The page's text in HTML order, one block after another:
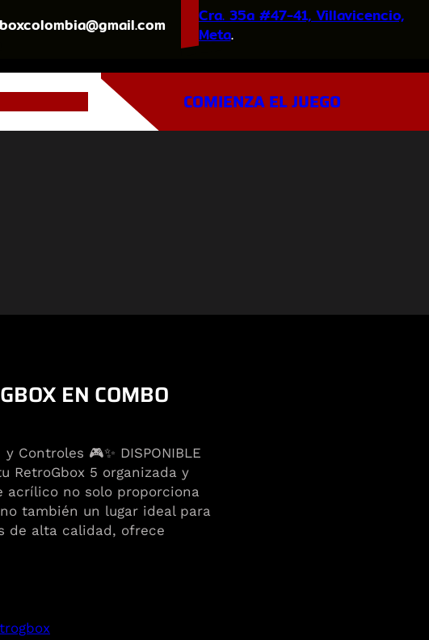
Cra. 35a #47-41, Villavicencio,
Meta.
COMIENZA EL JUEGO
EN COMBO
Controles 🎮✨ DISPONIBLE
tu RetroGbox 5 organizada y
acrílico no solo proporciona
también un lugar ideal para
de alta calidad, ofrece